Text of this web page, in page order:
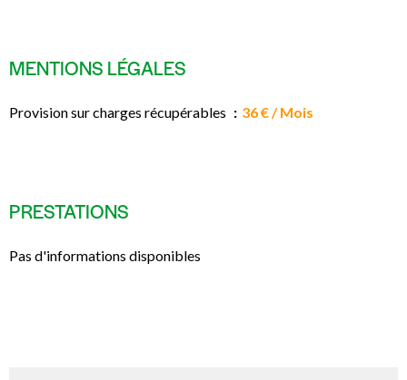
MENTIONS LÉGALES
Provision sur charges récupérables 36 € / Mois
PRESTATIONS
Pas d'informations disponibles